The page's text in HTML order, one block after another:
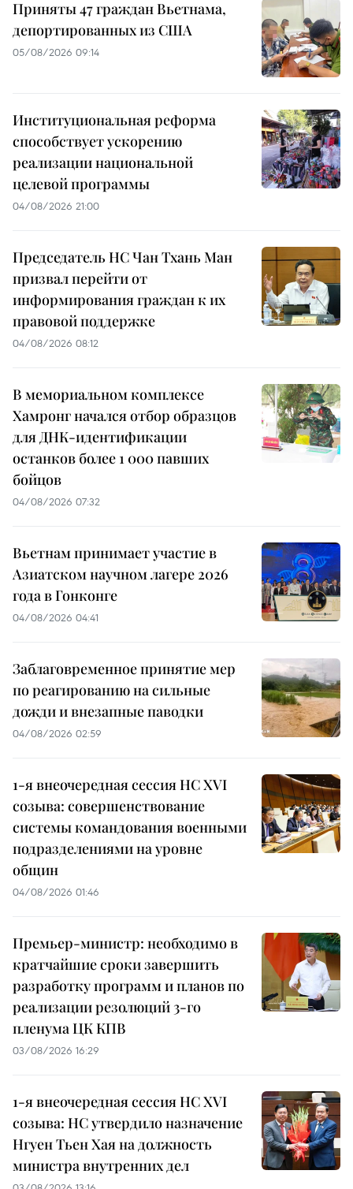
Приняты 47 граждан Вьетнама,
депортированных из США
05/08/2026 09:14
Институциональная реформа
способствует ускорению
реализации национальной
целевой программы
04/08/2026 21:00
Председатель НС Чан Тхань Ман
призвал перейти от
информирования граждан к их
правовой поддержке
04/08/2026 08:12
В мемориальном комплексе
Хамронг начался отбор образцов
для ДНК-идентификации
останков более 1 000 павших
бойцов
04/08/2026 07:32
Вьетнам принимает участие в
Азиатском научном лагере 2026
года в Гонконге
04/08/2026 04:41
Заблаговременное принятие мер
по реагированию на сильные
дожди и внезапные паводки
04/08/2026 02:59
1-я внеочередная сессия НС XVI
созыва: совершенствование
системы командования военными
подразделениями на уровне
общин
04/08/2026 01:46
Премьер-министр: необходимо в
кратчайшие сроки завершить
разработку программ и планов по
реализации резолюций 3-го
пленума ЦК КПВ
03/08/2026 16:29
1-я внеочередная сессия НС XVI
созыва: НС утвердило назначение
Нгуен Тьен Хая на должность
министра внутренних дел